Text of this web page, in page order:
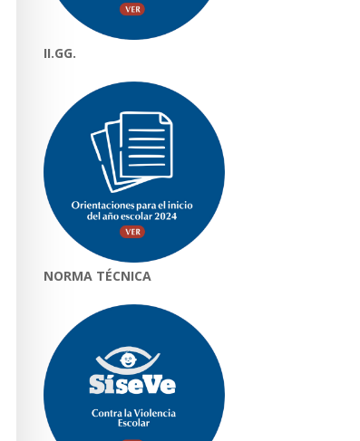
II.GG.
NORMA TÉCNICA